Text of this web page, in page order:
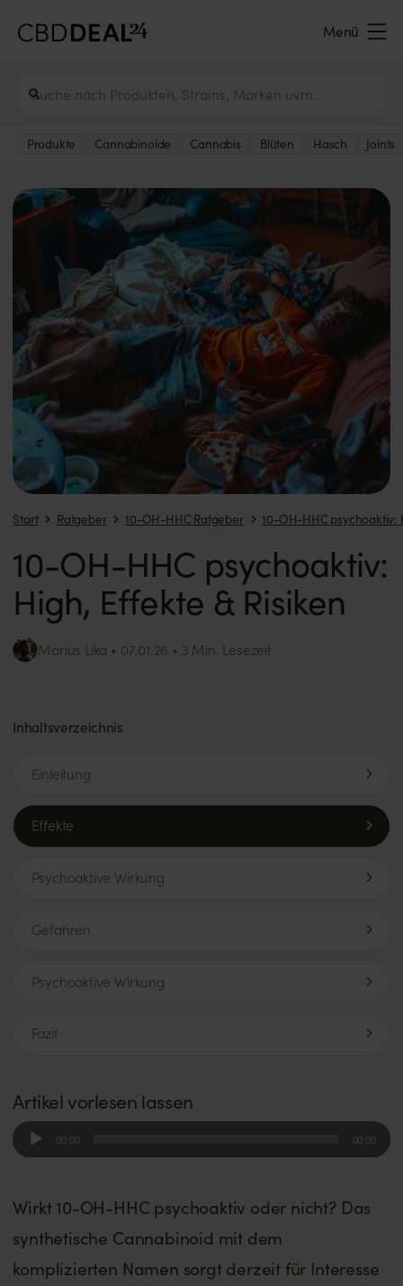
Menü
Produkte Cannabinoide Cannabis Blüten Hasch Joints
Start Ratgeber 10-OH-HHC Ratgeber 10-OH-HHC psychoaktiv:
10-OH-HHC psychoaktiv:
High, Effekte & Risiken
Marius Lika 07.01.26 3 Min. Lesezeit
Inhaltsverzeichnis
Einleitung
Effekte
Psychoaktive Wirkung
Gefahren
Psychoaktive Wirkung
Fazit
Artikel vorlesen lassen
Audio-00:00 00:00
Wirkt 10-OH-HHC psychoaktiv oder nicht? Das
synthetische Cannabinoid mit dem
komplizierten Namen sorgt derzeit für Interesse